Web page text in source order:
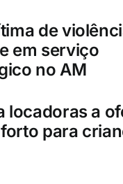
de
em serviço
no AM
locadoras a
para